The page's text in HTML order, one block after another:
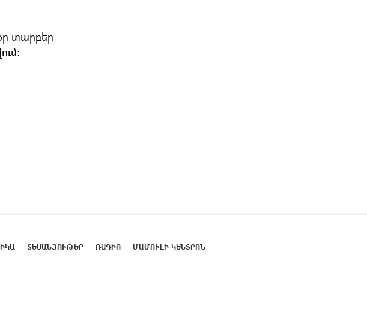
տարբեր
ՏԵՍԱՆՅՈՒԹԵՐ ՌԱԴԻՈ ՄԱՄՈՒԼԻ ԿԵՆՏՐՈՆ